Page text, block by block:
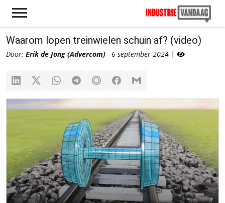
Waarom lopen treinwielen schuin af? (video)
Door: Erik de Jong (Advercom) - 6 september 2024 |